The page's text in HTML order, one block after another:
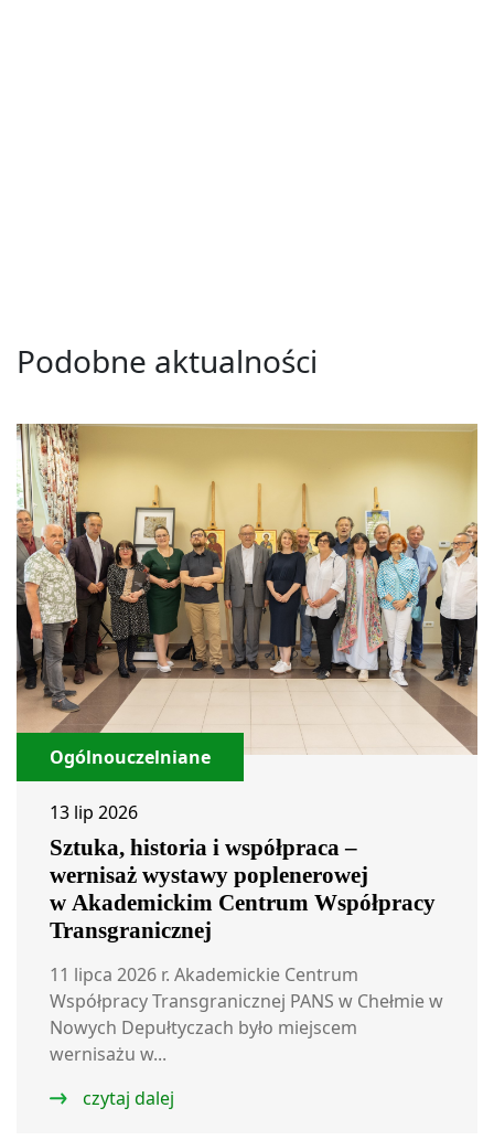
Podobne aktualności
Ogólnouczelniane
13 lip 2026
Sztuka, historia i współpraca –
wernisaż wystawy poplenerowej
w Akademickim Centrum Współpracy
Transgranicznej
11 lipca 2026 r. Akademickie Centrum
Współpracy Transgranicznej PANS w Chełmie w
Nowych Depułtyczach było miejscem
wernisażu w...
czytaj dalej